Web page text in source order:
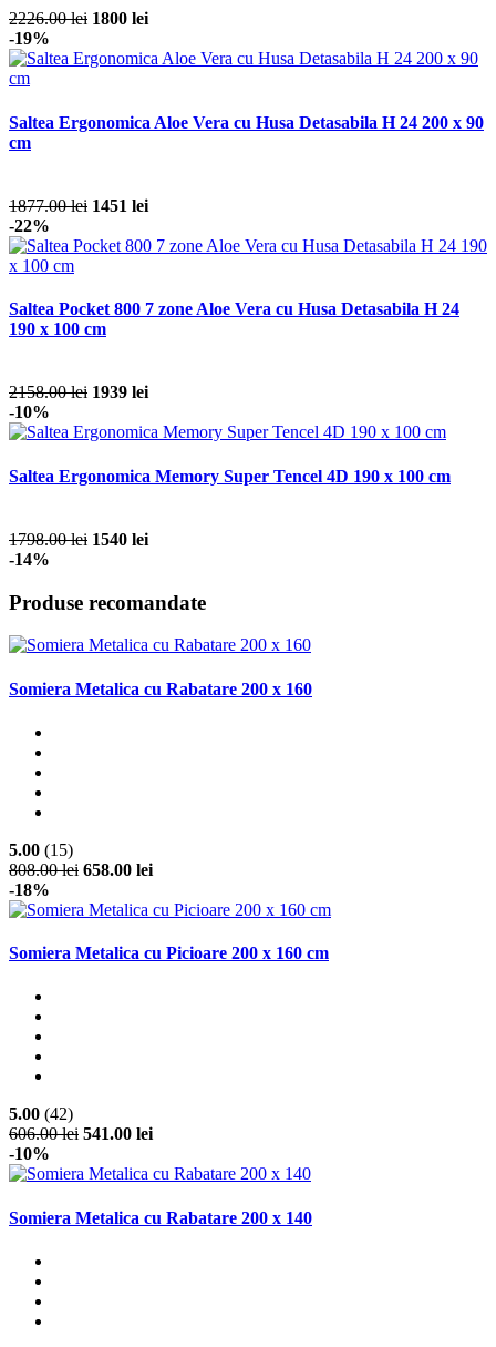
2226.00 lei 1800 lei
-19%
Saltea Ergonomica Aloe Vera cu Husa Detasabila H 24 200 x 90
cm
1877.00 lei 1451 lei
-22%
Saltea Pocket 800 7 zone Aloe Vera cu Husa Detasabila H 24
190 x 100 cm
2158.00 lei 1939 lei
-10%
Saltea Ergonomica Memory Super Tencel 4D 190 x 100 cm
1798.00 lei 1540 lei
-14%
Produse recomandate
Somiera Metalica cu Rabatare 200 x 160
5.00 (15)
808.00 lei 658.00 lei
-18%
Somiera Metalica cu Picioare 200 x 160 cm
5.00 (42)
606.00 lei 541.00 lei
-10%
Somiera Metalica cu Rabatare 200 x 140